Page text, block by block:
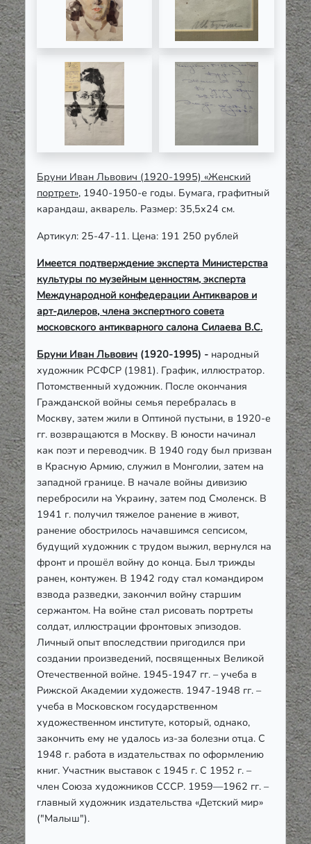
Бруни Иван Львович (1920-1995) «Женский
портрет», 1940-1950-е годы. Бумага, графитный
карандаш, акварель. Размер: 35,5х24 см.
Артикул: 25-47-11. Цена: 191 250 рублей
Имеется подтверждение эксперта Министерства
культуры по музейным ценностям, эксперта
Международной конфедерации Антикваров и
арт-дилеров, члена экспертного совета
московского антикварного салона Силаева В.С.
Бруни Иван Львович (1920-1995) - народный
художник РСФСР (1981). График, иллюстратор.
Потомственный художник. После окончания
Гражданской войны семья перебралась в
Москву, затем жили в Оптиной пустыни, в 1920-е
гг. возвращаются в Москву. В юности начинал
как поэт и переводчик. В 1940 году был призван
в Красную Армию, служил в Монголии, затем на
западной границе. В начале войны дивизию
перебросили на Украину, затем под Смоленск. В
1941 г. получил тяжелое ранение в живот,
ранение обострилось начавшимся сепсисом,
будущий художник с трудом выжил, вернулся на
фронт и прошёл войну до конца. Был трижды
ранен, контужен. В 1942 году стал командиром
взвода разведки, закончил войну старшим
сержантом. На войне стал рисовать портреты
солдат, иллюстрации фронтовых эпизодов.
Личный опыт впоследствии пригодился при
создании произведений, посвященных Великой
Отечественной войне. 1945-1947 гг. – учеба в
Рижской Академии художеств. 1947-1948 гг. –
учеба в Московском государственном
художественном институте, который, однако,
закончить ему не удалось из-за болезни отца. С
1948 г. работа в издательствах по оформлению
книг. Участник выставок с 1945 г. С 1952 г. –
член Союза художников СССР. 1959—1962 гг. –
главный художник издательства «Детский мир»
("Малыш").